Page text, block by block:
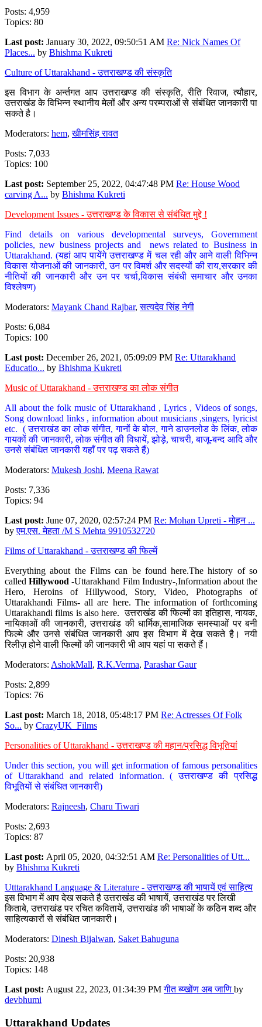
Posts: 4,959
Topics: 80
Last post: January 30, 2022, 09:50:51 AM Re: Nick Names Of
Places... by Bhishma Kukreti
Culture of Uttarakhand - उत्तराखण्ड की संस्कृति
इस विभाग के अर्न्तगत आप उत्तराखण्ड की संस्कृति, रीति रिवाज, त्यौहार,
उत्तराखंड के विभिन्न स्थानीय मेलों और अन्य परम्पराओं से संबंधित जानकारी पा
सकते है।
Moderators: hem,खीमसिंह रावत
Posts: 7,033
Topics: 100
Last post: September 25, 2022, 04:47:48 PM Re: House Wood
carving A... by Bhishma Kukreti
Development Issues - उत्तराखण्ड के विकास से संबंधित मुद्दे !
Find details on various developmental surveys, Government
policies, new business projects and news related to Business in
Uttarakhand. (यहां आप पायेंगे उत्तराखण्ड में चल रही और आने वाली विभिन्न
विकास योजनाओं की जानकारी, उन पर विमर्श और सदस्यों की राय,सरकार की
नीतियों की जानकारी और उन पर चर्चा,विकास संबंधी समाचार और उनका
विश्लेषण)
Moderators: Mayank Chand Rajbar,सत्यदेव सिंह नेगी
Posts: 6,084
Topics: 100
Last post: December 26, 2021, 05:09:09 PM Re: Uttarakhand
Educatio... by Bhishma Kukreti
Music of Uttarakhand - उत्तराखण्ड का लोक संगीत
All about the folk music of Uttarakhand , Lyrics , Videos of songs,
Song download links , information about musicians ,singers, lyricist
etc. ( उत्तराखंड का लोक संगीत, गानों के बोल, गाने डाउनलोड के लिंक, लोक
गायकों की जानकारी, लोक संगीत की विधायें, झोड़े, चाचरी, बाजू-बन्द आदि और
उनसे संबंधित जानकारी यहाँ पर पढ़ सकते हैं)
Moderators: Mukesh Joshi, Meena Rawat
Posts: 7,336
Topics: 94
Last post: June 07, 2020, 02:57:24 PM Re: Mohan Upreti - मोहन ...
byएम.एस. मेहता /M S Mehta 9910532720
Films of Uttarakhand - उत्तराखण्ड की फिल्में
Everything about the Films can be found here.The history of so
calledHillywood-Uttarakhand Film Industry-,Information about the
Hero, Heroins of Hillywood, Story, Video, Photographs of
Uttarakhandi Films- all are here. The information of forthcoming
Uttarakhandi films is also here. उत्तराखंड की फिल्मों का इतिहास, नायक,
नायिकाओं की जानकारी, उत्तराखंड की धार्मिक,सामाजिक समस्याओं पर बनी
फिल्मे और उनसे संबंधित जानकारी आप इस विभाग में देख सकते है। नयी
रिलीज़ होने वाली फिल्मों की जानकारी भी आप यहां पा सकते हैं।
Moderators: AshokMall, R.K.Verma, Parashar Gaur
Posts: 2,899
Topics: 76
Last post: March 18, 2018, 05:48:17 PM Re: Actresses Of Folk
So... by CrazyUK_Films
Personalities of Uttarakhand - उत्तराखण्ड की महान/प्रसिद्ध विभूतियां
Under this section, you will get information of famous personalities
of Uttarakhand and related information. ( उत्तराखण्ड की प्रसिद्ध
विभूतियों से संबंधित जानकारी)
Moderators: Rajneesh, Charu Tiwari
Posts: 2,693
Topics: 87
Last post: April 05, 2020, 04:32:51 AM Re: Personalities of Utt...
by Bhishma Kukreti
Utttarakhand Language & Literature - उत्तराखण्ड की भाषायें एवं साहित्य
इस विभाग में आप देख सकते है उत्तराखंड की भाषायें, उत्तराखंड पर लिखी
किताबे, उत्तराखंड पर रचित कवितायें, उत्तराखंड की भाषाओं के कठिन शब्द और
साहित्यकारों से संबंधित जानकारी।
Moderators: Dinesh Bijalwan, Saket Bahuguna
Posts: 20,938
Topics: 148
Last post: August 22, 2023, 01:34:39 PMगीत ब्य्खोंण अब जाणि by
devbhumi
Uttarakhand Updates